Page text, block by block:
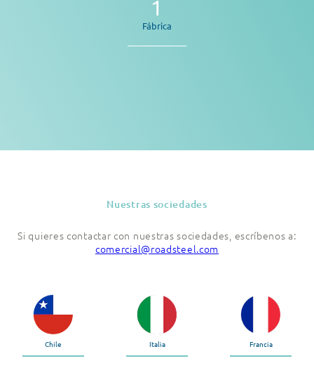
1
Fábrica
Nuestras sociedades
Si quieres contactar con nuestras sociedades, escríbenos a:
comercial@roadsteel.com
Chile Italia Francia